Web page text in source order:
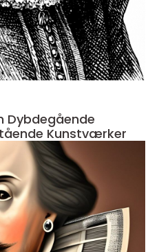
Dybdegående
Kunstværker